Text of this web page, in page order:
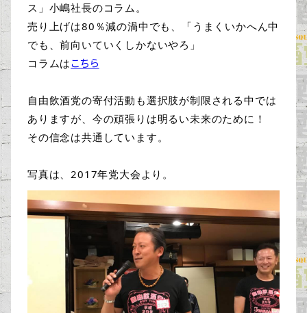
ス」⼩嶋社長のコラム。
売り上げは80％減の渦中でも、「うまくいかへん中
でも、前向いていくしかないやろ」
コラムはこちら
自由飲酒党の寄付活動も選択肢が制限される中では
ありますが、今の頑張りは明るい未来のために！
その信念は共通しています。